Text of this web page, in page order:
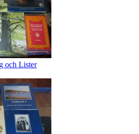
och Lister